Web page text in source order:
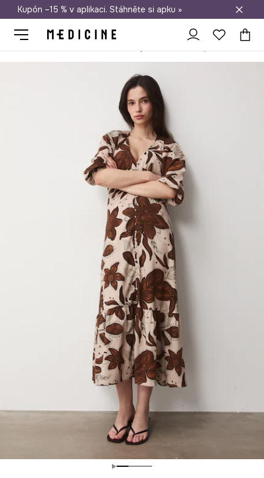
Doprava zdarma při nákupu nad 1 200 Kč
Kupón –15 % v aplikaci. Stáhněte si apku »